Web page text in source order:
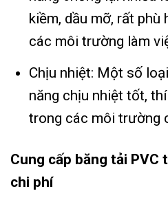
kiềm, dầu mỡ, rất phù
các môi trường làm
Chịu nhiệt: Một số
năng chịu nhiệt tốt,
trong các môi trường
Cung cấp băng tải PVC
chi phí